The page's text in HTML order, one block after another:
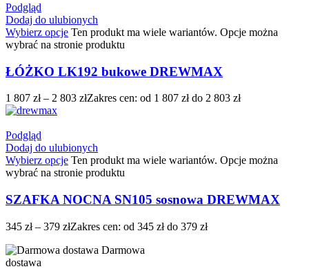
Podgląd
Dodaj do ulubionych
Wybierz opcje Ten produkt ma wiele wariantów. Opcje można
wybrać na stronie produktu
ŁÓŻKO LK192 bukowe DREWMAX
1 807 zł – 2 803 złZakres cen: od 1 807 zł do 2 803 zł
Podgląd
Dodaj do ulubionych
Wybierz opcje Ten produkt ma wiele wariantów. Opcje można
wybrać na stronie produktu
SZAFKA NOCNA SN105 sosnowa DREWMAX
345 zł – 379 złZakres cen: od 345 zł do 379 zł
Darmowa
dostawa